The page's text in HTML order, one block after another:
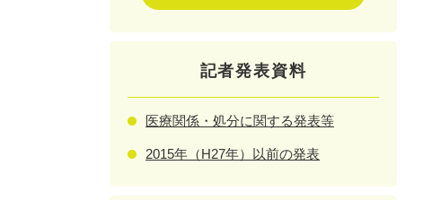
記者発表資料
医療関係・処分に関する発表等
2015年（H27年）以前の発表